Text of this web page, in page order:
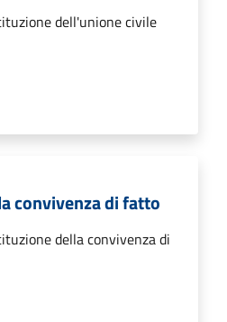
dell'unione civile
convivenza di fatto
della convivenza di